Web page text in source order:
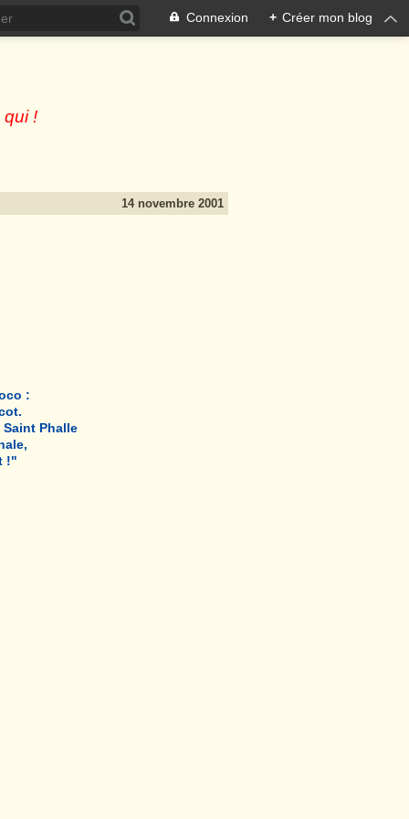
Connexion + Créer mon blog
qui !
14 novembre 2001
:
Phalle
!"